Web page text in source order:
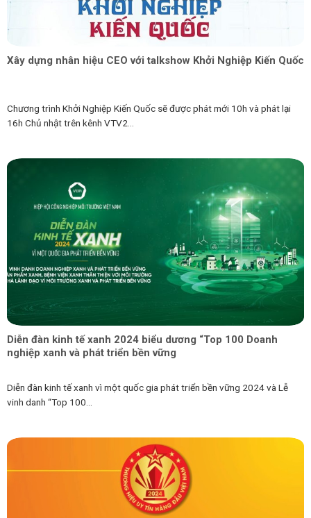
Xây dựng nhân hiệu CEO với talkshow Khởi Nghiệp Kiến Quốc
Chương trình Khởi Nghiệp Kiến Quốc sẽ được phát mới 10h và phát lại
16h Chủ nhật trên kênh VTV2...
Diễn đàn kinh tế xanh 2024 biểu dương “Top 100 Doanh
nghiệp xanh và phát triển bền vững
Diễn đàn kinh tế xanh vì một quốc gia phát triển bền vững 2024 và Lễ
vinh danh “Top 100...